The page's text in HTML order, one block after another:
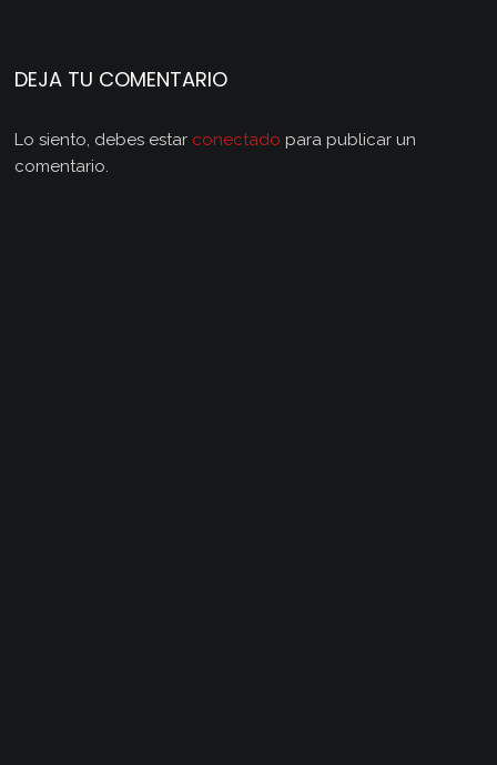
DEJA TU COMENTARIO
Lo siento, debes estar conectado para publicar un
comentario.